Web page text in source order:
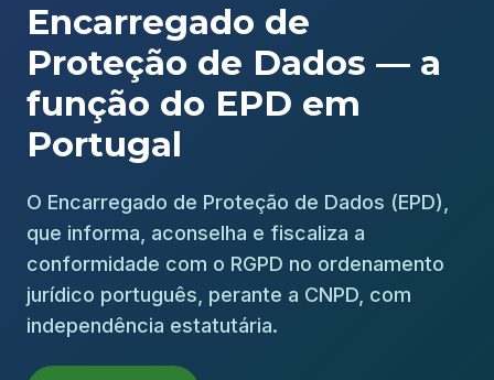
Encarregado de
Proteção de Dados — a
função do EPD em
Portugal
O Encarregado de Proteção de Dados (EPD),
que informa, aconselha e fiscaliza a
conformidade com o RGPD no ordenamento
jurídico português, perante a CNPD, com
independência estatutária.